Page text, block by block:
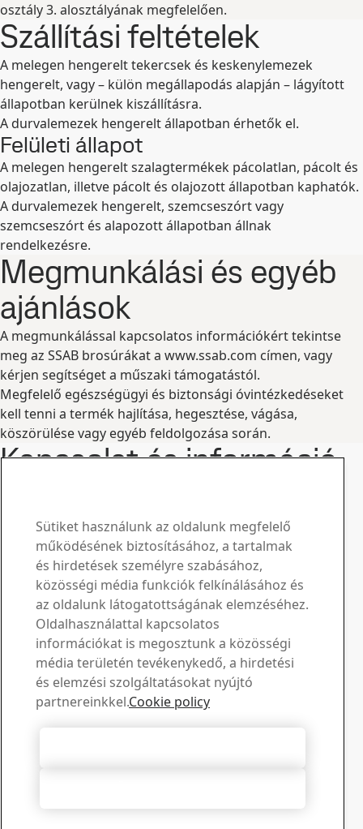
osztály 3. alosztályának megfelelően.
Szállítási feltételek
A melegen hengerelt tekercsek és keskenylemezek
hengerelt, vagy – külön megállapodás alapján – lágyított
állapotban kerülnek kiszállításra.
A durvalemezek hengerelt állapotban érhetők el.
Felületi állapot
A melegen hengerelt szalagtermékek pácolatlan, pácolt és
olajozatlan, illetve pácolt és olajozott állapotban kaphatók.
A durvalemezek hengerelt, szemcseszórt vagy
szemcseszórt és alapozott állapotban állnak
rendelkezésre.
Megmunkálási és egyéb
ajánlások
A megmunkálással kapcsolatos információkért tekintse
meg az SSAB brosúrákat a www.ssab.com címen, vagy
kérjen segítséget a műszaki támogatástól.
Megfelelő egészségügyi és biztonsági óvintézkedéseket
kell tenni a termék hajlítása, hegesztése, vágása,
köszörülése vagy egyéb feldolgozása során.
Kapcsolat és információ
Kérdéseivel és kéréseivel
keressen bennünket
Letöltési központ
Keressen és töltsön le SSAB prospektusokat,
tanúsítványokat és egyéb anyagokat.
Letöltések megtekintése
Értékesítés
Lépjen kapcsolatba az értékesítési tanácsadással az
értékesítéssel és a termékekkel kapcsolatos
Műszaki támogatás
Sütiket használunk az oldalunk megfelelő
működésének biztosításához, a tartalmak
és hirdetések személyre szabásához,
közösségi média funkciók felkínálásához és
az oldalunk látogatottságának elemzéséhez.
Oldalhasználattal kapcsolatos
információkat is megosztunk a közösségi
média területén tevékenykedő, a hirdetési
és elemzési szolgáltatásokat nyújtó
partnereinkkel.Cookie policy